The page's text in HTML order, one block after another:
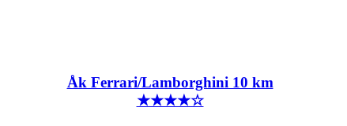
Åk Ferrari/Lamborghini 10 km
★★★★☆